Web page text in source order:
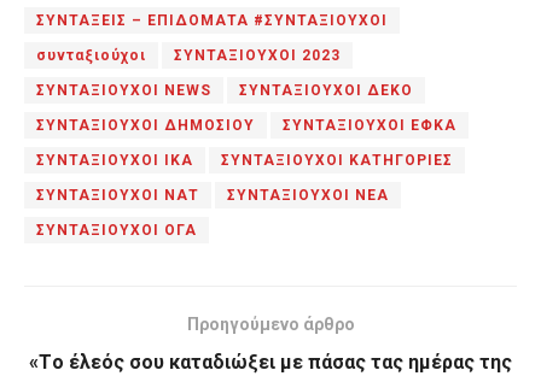
ΣΥΝΤΑΞΕΙΣ – ΕΠΙΔΟΜΑΤΑ #ΣΥΝΤΑΞΙΟΥΧΟΙ
συνταξιούχοι ΣΥΝΤΑΞΙΟΥΧΟΙ 2023
ΣΥΝΤΑΞΙΟΥΧΟΙ NEWS ΣΥΝΤΑΞΙΟΥΧΟΙ ΔΕΚΟ
ΣΥΝΤΑΞΙΟΥΧΟΙ ΔΗΜΟΣΙΟΥ ΣΥΝΤΑΞΙΟΥΧΟΙ ΕΦΚΑ
ΣΥΝΤΑΞΙΟΥΧΟΙ ΙΚΑ ΣΥΝΤΑΞΙΟΥΧΟΙ ΚΑΤΗΓΟΡΙΕΣ
ΣΥΝΤΑΞΙΟΥΧΟΙ ΝΑΤ ΣΥΝΤΑΞΙΟΥΧΟΙ ΝΕΑ
ΣΥΝΤΑΞΙΟΥΧΟΙ ΟΓΑ
Προηγούμενο άρθρο
«Τo έλεός σου καταδιώξει με πάσας τας ημέρας της